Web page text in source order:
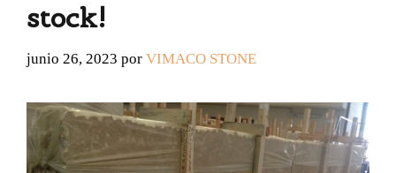
stock!
junio 26, 2023 por VIMACO STONE